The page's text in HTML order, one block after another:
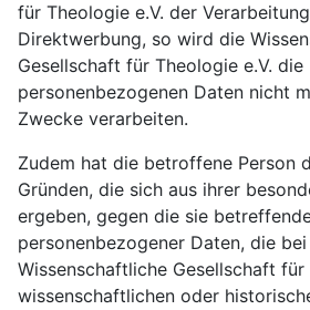
für Theologie e.V. der
Direktwerbung, so wird die
Gesellschaft für Theologie e.V. die
personenbezogenen Daten nicht
Zwecke verarbeiten.
Zudem hat die betroffene Person
Gründen, die sich aus ihrer
ergeben, gegen die sie
personenbezogener Daten, die
Wissenschaftliche Gesellschaft für
wissenschaftlichen oder